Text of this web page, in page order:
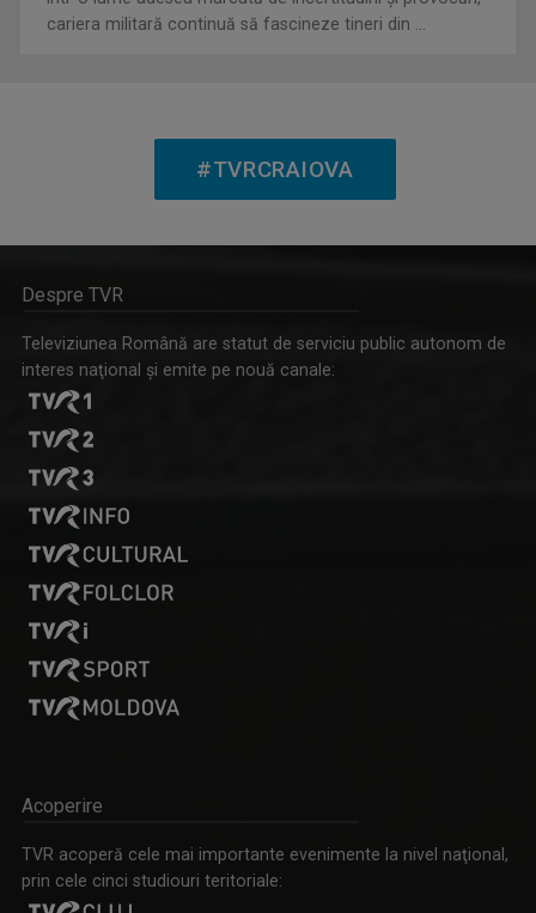
SPIRIT ȘI CREDINȚĂ
Părintele Marius Resceanu și invitații săi ...
cariera militară continuă să fascineze tineri din ...
#TVRCRAIOVA
Despre TVR
Televiziunea Română are statut de serviciu public autonom de
interes naţional şi emite pe nouă canale:
Acoperire
TVR acoperă cele mai importante evenimente la nivel naţional,
prin cele cinci studiouri teritoriale: